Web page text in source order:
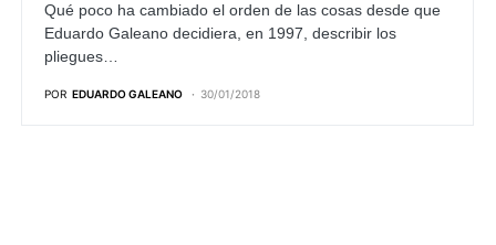
Qué poco ha cambiado el orden de las cosas desde que
Eduardo Galeano decidiera, en 1997, describir los
pliegues…
POR EDUARDO GALEANO 30/01/2018